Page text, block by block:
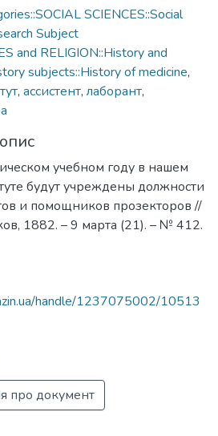
SCIENCES::Social
Subject
and RELIGION::History and
subjects::History of medicine,
, ассистент, лаборант,
учебном году в нашем
будут учреждены должности
и помощников прозекторов //
1882. – 9 марта (21). – № 412.
handle/1237075002/10513
про документ